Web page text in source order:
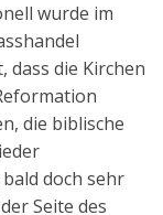
wurde im
dass die Kirchen
die biblische
doch sehr
Seite des